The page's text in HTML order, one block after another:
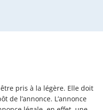
pris à la légère. Elle doit
de l’annonce. L’annonce